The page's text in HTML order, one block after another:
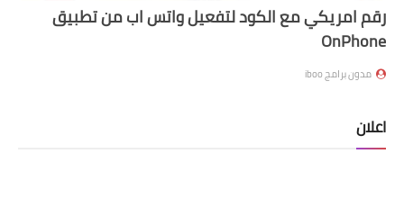
رقم امريكي مع الكود لتفعيل واتس اب من تطبيق
OnPhone
مدون برامج iboo
اعلان